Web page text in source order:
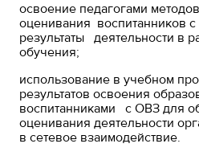
освоение педагогами
оценивания воспитанников
результаты деятельности в
обучения;
использование в учебном
результатов освоения
воспитанниками с ОВЗ для
оценивания деятельности
в сетевое взаимодействие.